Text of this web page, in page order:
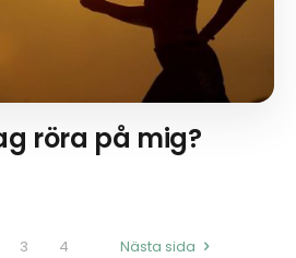
röra på mig?
3 4 Nästa sida